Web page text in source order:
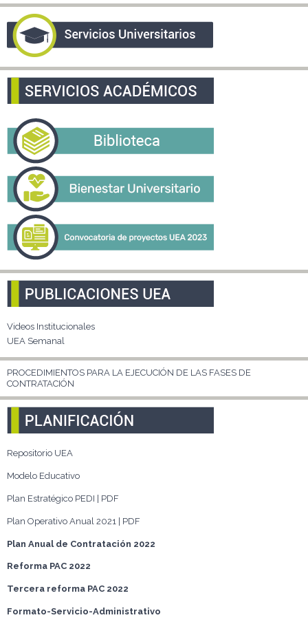
Videos Institucionales
UEA Semanal
PROCEDIMIENTOS PARA LA EJECUCIÓN DE LAS FASES DE
CONTRATACIÓN
Repositorio UEA
Modelo Educativo
Plan Estratégico PEDI | PDF
Plan Operativo Anual 2021 | PDF
Plan Anual de Contratación 2022
Reforma PAC 2022
Tercera reforma PAC 2022
Formato-Servicio-Administrativo